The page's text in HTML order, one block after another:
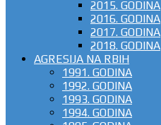
2015. GODINA
2016. GODINA
2017. GODINA
2018. GODINA
AGRESIJA NA RBIH
1991. GODINA
1992. GODINA
1993. GODINA
1994. GODINA